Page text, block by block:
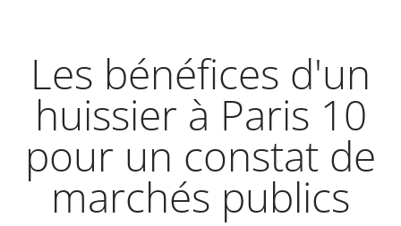
Les bénéfices d'un
huissier à Paris 10
pour un constat de
marchés publics